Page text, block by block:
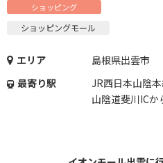
ショッピング
ショッピングモール
エリア
島根県出雲市
最寄り駅
JR西日本山陰
山陰道斐川IC